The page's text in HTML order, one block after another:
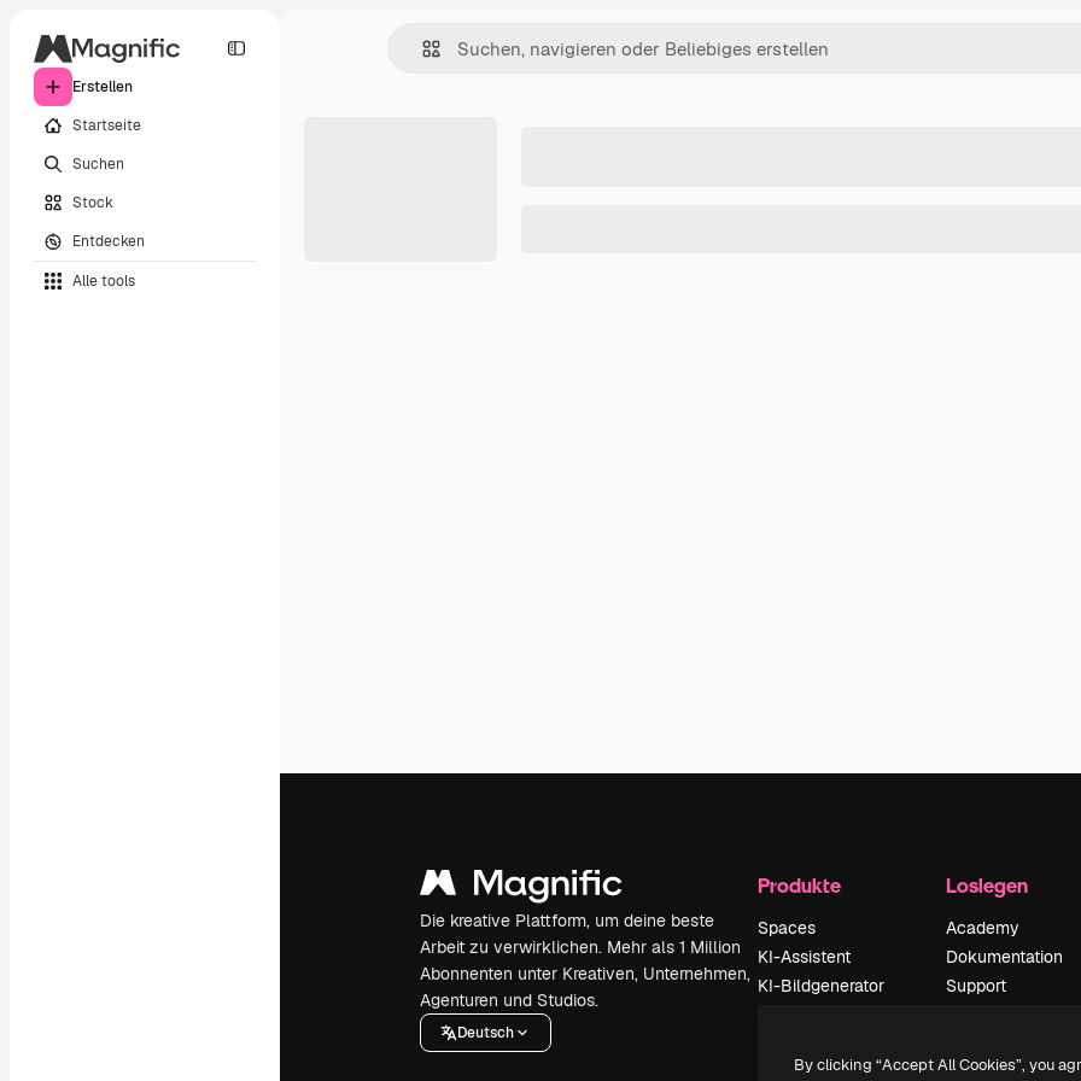
Erstellen
Startseite
Suchen
Stock
Entdecken
Alle tools
Die kreative Plattform, um deine beste
Arbeit zu verwirklichen. Mehr als 1 Million
Abonnenten unter Kreativen, Unternehmen,
Agenturen und Studios.
Deutsch
Produkte
Spaces
KI-Assistent
KI-Bildgenerator
Stimmengenerator
Loslegen
Academy
Dokumentation
Support
Originale Neu
By clicking “Accept All Cookies”, you